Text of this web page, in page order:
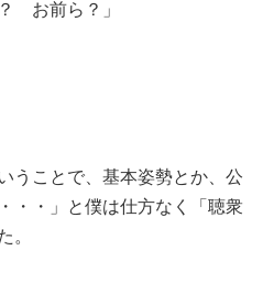
お前ら？」
うことで、基本姿勢とか、公
・・」と僕は仕方なく「聴衆